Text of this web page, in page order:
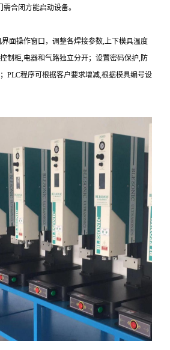
合闭方能启动设备。
面操作窗口，调整各焊接参数,上下模具温度
制柜,电器和气路独立分开；设置密码保护,防
PLC程序可根据客户要求增减,根据模具编号设